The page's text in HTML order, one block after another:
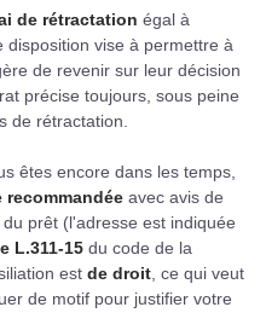
de rétractation égal à
disposition vise à permettre à
de revenir sur leur décision
précise toujours, sous peine
de rétractation.
êtes encore dans les temps,
recommandée avec avis de
prêt (l'adresse est indiquée
L.311-15 du code de la
est de droit , ce qui veut
de motif pour justifier votre